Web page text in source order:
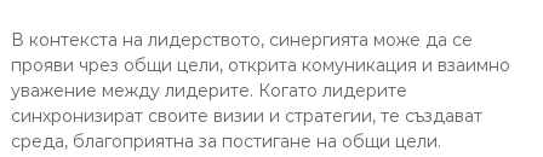
В контекста на лидерството, синергията може да се
прояви чрез общи цели, открита комуникация и взаимно
уважение между лидерите. Когато лидерите
синхронизират своите визии и стратегии, те създават
среда, благоприятна за постигане на общи цели.